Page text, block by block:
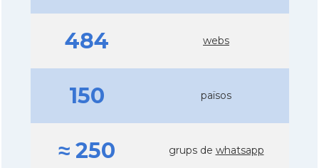
484 webs
150 països
≈ 250 grups de whatsapp